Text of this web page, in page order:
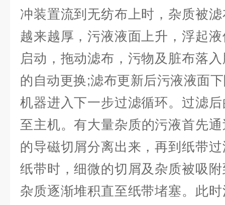
冲装置流到无纺布上时，杂质被
越来越厚，污液液面上升，浮起
启动，拖动滤布，污物及脏布落
的自动更换;滤布更新后污液液面
机器进入下一步过滤循环。过滤
至主机。有大量杂质的污液首先
的导磁切屑分离出来，再到纸带
纸带时，细微的切屑及杂质被吸
杂质逐渐堆积直至纸带堵塞。 此